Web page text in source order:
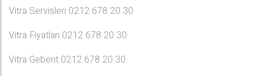
Vitra Servisleri 0212 678 20 30
Vitra Fiyatları 0212 678 20 30
Vitra Geberıt 0212 678 20 30